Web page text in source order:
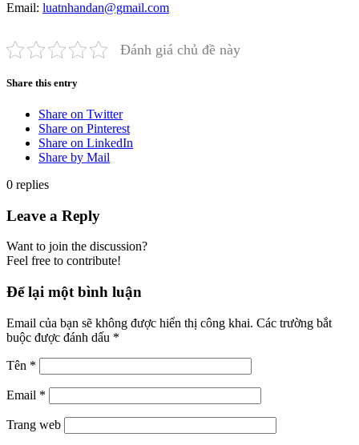
Email: luatnhandan@gmail.com
Đánh giá chủ đề này
Share this entry
Share on Twitter
Share on Pinterest
Share on LinkedIn
Share by Mail
0 replies
Leave a Reply
Want to join the discussion?
Feel free to contribute!
Để lại một bình luận
Email của bạn sẽ không được hiển thị công khai. Các trường bắt
buộc được đánh dấu *
Tên *
Email *
Trang web